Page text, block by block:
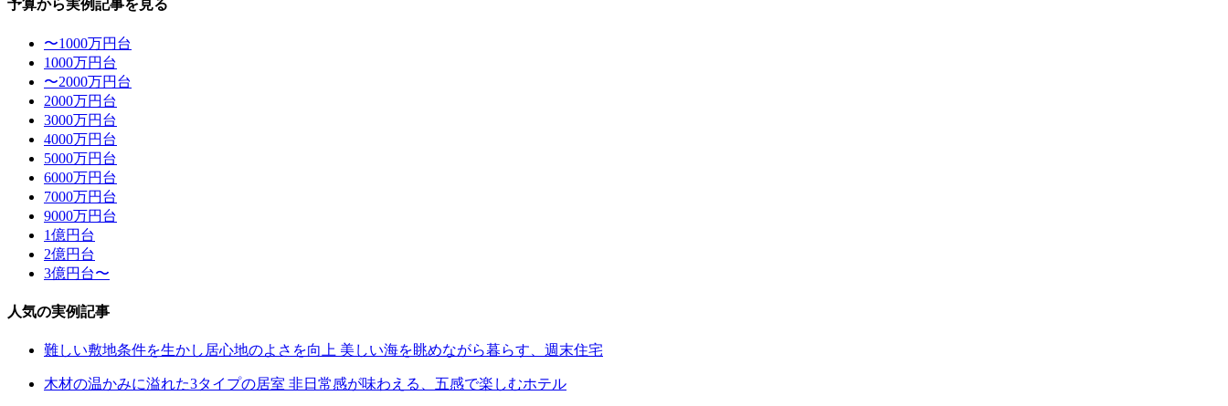
予算から実例記事を見る
〜1000万円台
1000万円台
〜2000万円台
2000万円台
3000万円台
4000万円台
5000万円台
6000万円台
7000万円台
9000万円台
1億円台
2億円台
3億円台〜
人気の実例記事
難しい敷地条件を生かし居心地のよさを向上 美しい海を眺めながら暮らす、週末住宅
木材の温かみに溢れた3タイプの居室 非日常感が味わえる、五感で楽しむホテル